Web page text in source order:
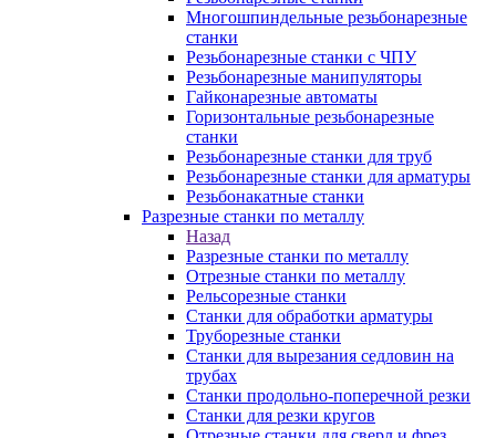
Многошпиндельные резьбонарезные
станки
Резьбонарезные станки с ЧПУ
Резьбонарезные манипуляторы
Гайконарезные автоматы
Горизонтальные резьбонарезные
станки
Резьбонарезные станки для труб
Резьбонарезные станки для арматуры
Резьбонакатные станки
Разрезные станки по металлу
Назад
Разрезные станки по металлу
Отрезные станки по металлу
Рельсорезные станки
Станки для обработки арматуры
Труборезные станки
Станки для вырезания седловин на
трубаx
Станки продольно-поперечной резки
Станки для резки кругов